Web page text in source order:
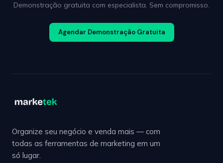
Demonstração gratuita com especialista. Sem compromisso.
Agendar Demonstração Gratuita
Organize seu negócio e venda mais — com
todas as ferramentas de marketing em um
só lugar.